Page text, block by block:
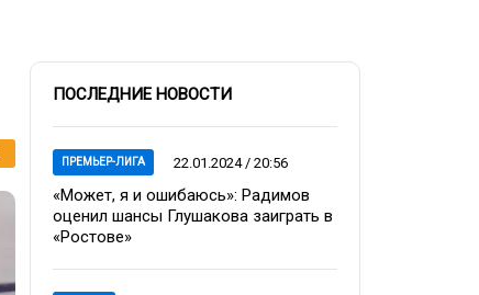
ПОСЛЕДНИЕ НОВОСТИ
ПРЕМЬЕР-ЛИГА 22.01.2024 / 20:56
«Может, я и ошибаюсь»: Радимов
оценил шансы Глушакова заиграть в
«Ростове»